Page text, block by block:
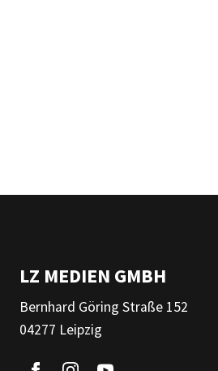
LZ MEDIEN GMBH
Bernhard Göring Straße 152
04277 Leipzig